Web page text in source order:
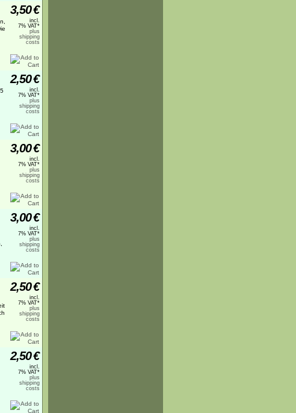
3,50€
incl.
7% VAT*
plus
shipping
costs
2,50€
incl.
7% VAT*
plus
shipping
costs
3,00€
incl.
7% VAT*
plus
shipping
costs
3,00€
incl.
7% VAT*
plus
shipping
costs
2,50€
incl.
7% VAT*
plus
shipping
costs
2,50€
incl.
7% VAT*
plus
shipping
costs